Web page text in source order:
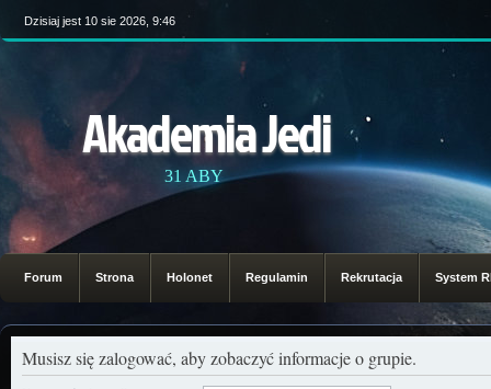
Dzisiaj jest 10 sie 2026, 9:46
Akademia Jedi
31 ABY
Forum Strona Holonet Regulamin Rekrutacja System
Musisz się zalogować, aby zobaczyć informacje o grupie.